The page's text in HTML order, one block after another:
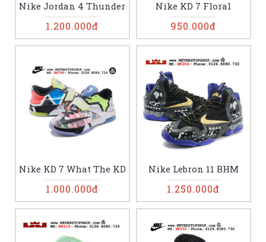
Nike Jordan 4 Thunder
1.200.000đ
Nike KD 7 Floral
950.000đ
Nike KD 7 What The KD
1.000.000đ
Nike Lebron 11 BHM
1.250.000đ